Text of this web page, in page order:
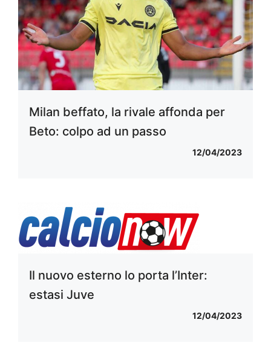
Milan beffato, la rivale affonda per
Beto: colpo ad un passo
12/04/2023
Il nuovo esterno lo porta l’Inter:
estasi Juve
12/04/2023